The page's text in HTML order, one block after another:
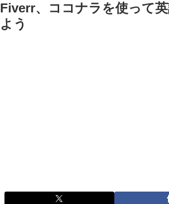
Fiverr、ココナラを使って
よう